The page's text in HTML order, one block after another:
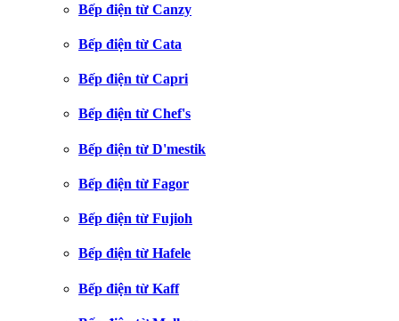
Bếp điện từ Canzy
Bếp điện từ Cata
Bếp điện từ Capri
Bếp điện từ Chef's
Bếp điện từ D'mestik
Bếp điện từ Fagor
Bếp điện từ Fujioh
Bếp điện từ Hafele
Bếp điện từ Kaff